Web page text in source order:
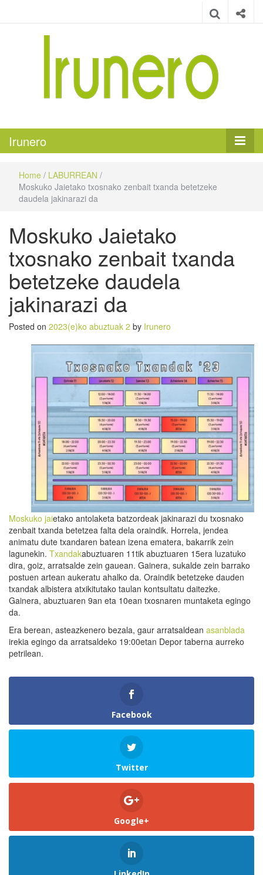
Irunero
Home / LABURREAN /
Moskuko Jaietako txosnako zenbait txanda betetzeke
daudela jakinarazi da
Moskuko Jaietako
txosnako zenbait txanda
betetzeke daudela
jakinarazi da
Posted on 2023(e)ko abuztuak 2 by Irunero
Moskuko jaietako antolaketa batzordeak jakinarazi du txosnako
zenbait txanda betetzea falta dela oraindik. Horrela, jendea
animatu dute txandaren batean izena ematera, bakarrik zein
lagunekin. Txandakabuztuaren 11tik abuztuaren 15era luzatuko
dira, goiz, arratsalde zein gauean. Gainera, sukalde zein barrako
postuen artean aukeratu ahalko da. Oraindik betetzeke dauden
txandak albistera atxikitutako taulan kontsultatu daitezke.
Gainera, abuztuaren 9an eta 10ean txosnaren muntaketa egingo
da.
Era berean, asteazkenero bezala, gaur arratsaldean asanblada
irekia egingo da arratsaldeko 19:00etan Depor taberna aurreko
petrilean.
Facebook
Twitter
Google+